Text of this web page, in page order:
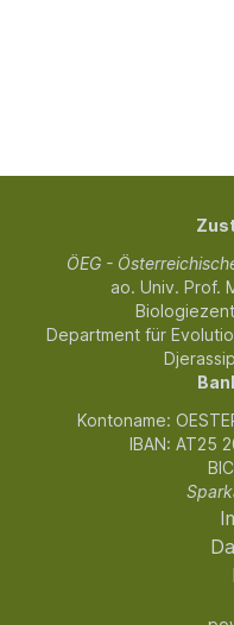
ÖEG -
ao. Univ. Prof.
Department für
Kontoname:
IBAN: AT25